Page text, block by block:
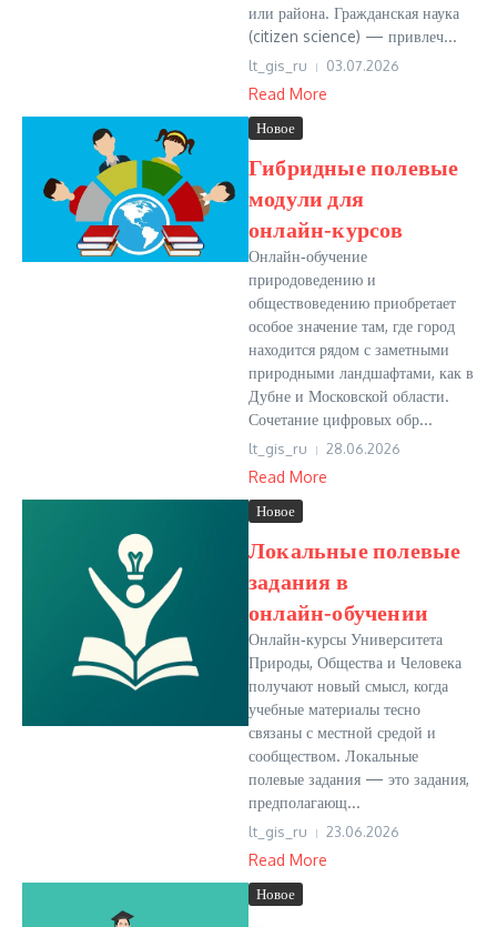
или района. Гражданская наука
(citizen science) — привлеч...
lt_gis_ru 03.07.2026
Read More
Новое
Гибридные полевые
модули для
онлайн‑курсов
Онлайн‑обучение
природоведению и
обществоведению приобретает
особое значение там, где город
находится рядом с заметными
природными ландшафтами, как в
Дубне и Московской области.
Сочетание цифровых обр...
lt_gis_ru 28.06.2026
Read More
Новое
Локальные полевые
задания в
онлайн‑обучении
Онлайн‑курсы Университета
Природы, Общества и Человека
получают новый смысл, когда
учебные материалы тесно
связаны с местной средой и
сообществом. Локальные
полевые задания — это задания,
предполагающ...
lt_gis_ru 23.06.2026
Read More
Новое